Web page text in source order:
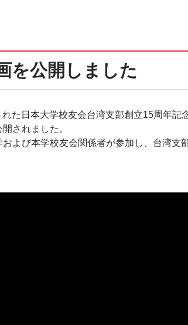
を公開しました
た日本大学校友会台湾支部創立15周年記
されました。
よび本学校友会関係者が参加し、台湾支